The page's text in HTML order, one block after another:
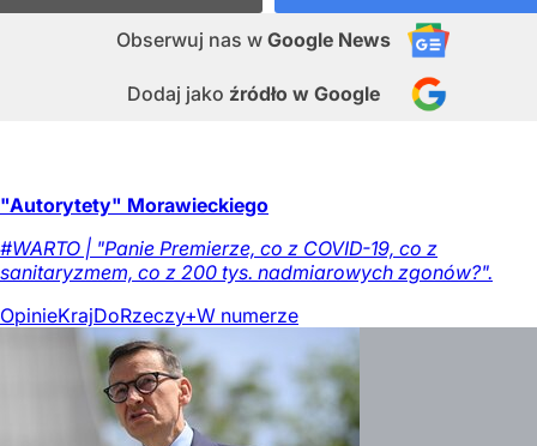
Obserwuj nas w Google News
Dodaj jako źródło w Google
"Autorytety" Morawieckiego
#WARTO | "Panie Premierze, co z COVID-19, co z
sanitaryzmem, co z 200 tys. nadmiarowych zgonów?".
OpinieKrajDoRzeczy+W numerze